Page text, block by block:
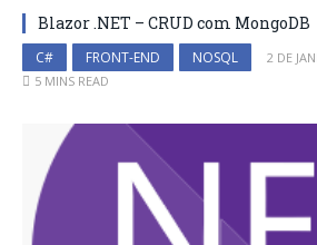
Blazor .NET – CRUD com MongoDB
C# FRONT-END NOSQL
2 DE
5 MINS READ